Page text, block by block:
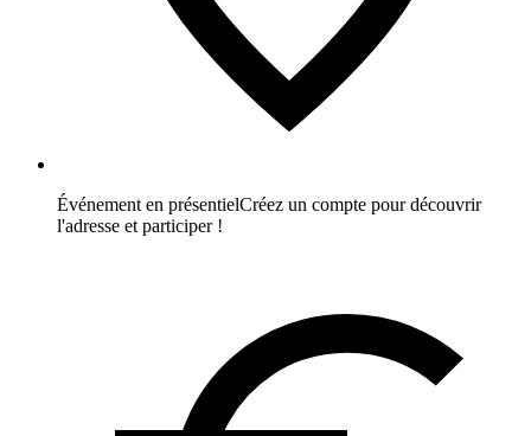
Événement en présentielCréez un compte pour découvrir
l'adresse et participer !